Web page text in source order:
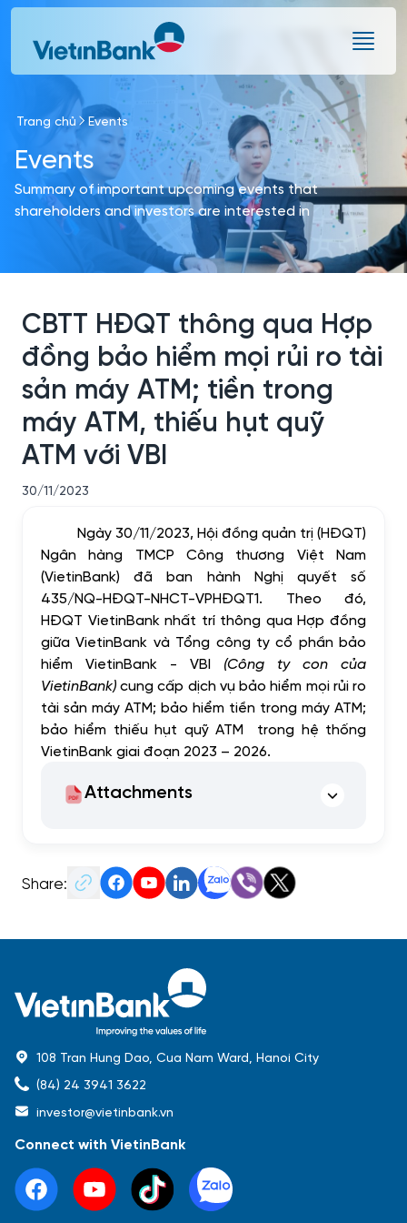
Skip to Main Content
Trang chủ Events
Events
Summary of important upcoming events that
shareholders and investors are interested in
CBTT HĐQT thông qua Hợp
đồng bảo hiểm mọi rủi ro tài
sản máy ATM; tiền trong
máy ATM, thiếu hụt quỹ
ATM với VBI
30/11/2023
Ngày 30/11/2023, Hội đồng quản trị (HĐQT)
Ngân hàng TMCP Công thương Việt Nam
(VietinBank) đã ban hành Nghị quyết số
435/NQ-HĐQT-NHCT-VPHĐQT1. Theo đó,
HĐQT VietinBank nhất trí thông qua Hợp đồng
giữa VietinBank và Tổng công ty cổ phần bảo
hiểm VietinBank - VBI (Công ty con của
VietinBank)cung cấp dịch vụ bảo hiểm mọi rủi ro
tài sản máy ATM; bảo hiểm tiền trong máy ATM;
bảo hiểm thiếu hụt quỹ ATM trong hệ thống
VietinBank giai đoạn 2023 – 2026.
Attachments
Share:
108 Tran Hung Dao, Cua Nam Ward, Hanoi City
(84) 24 3941 3622
investor@vietinbank.vn
Connect with VietinBank